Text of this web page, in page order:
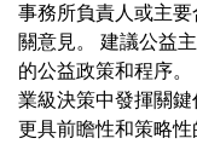
事務所負責人或主
關意見。 建議公益
的公益政策和程序
業級決策中發揮關
更具前瞻性和策略